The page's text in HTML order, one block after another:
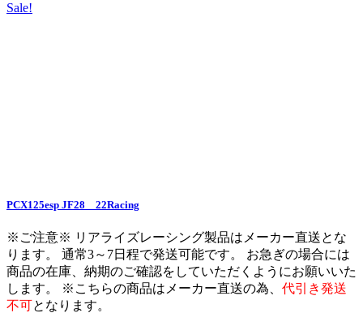
Sale!
PCX125esp JF28 22Racing
※ご注意※ リアライズレーシング製品はメーカー直送とな
ります。 通常3～7日程で発送可能です。 お急ぎの場合には
商品の在庫、納期のご確認をしていただくようにお願いいた
します。 ※こちらの商品はメーカー直送の為、 代引き発送
不可となります。